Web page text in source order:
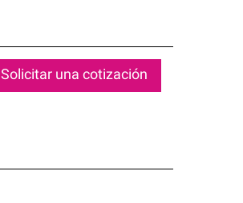
Solicitar una cotización